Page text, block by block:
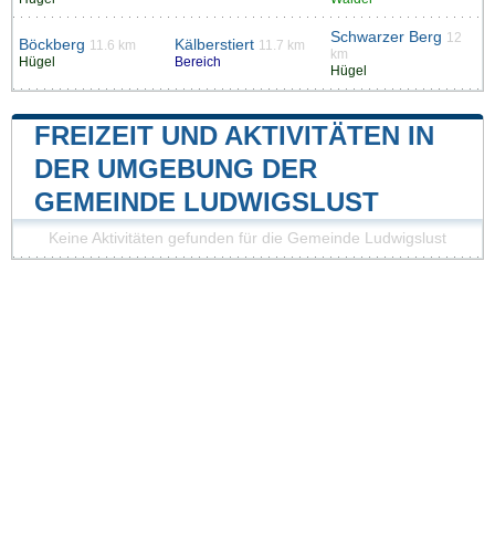
Böckberg 11.6 km
Hügel
Kälberstiert 11.7 km
Bereich
Schwarzer Berg 12
km
Hügel
FREIZEIT UND AKTIVITÄTEN IN
DER UMGEBUNG DER
GEMEINDE LUDWIGSLUST
Keine Aktivitäten gefunden für die Gemeinde Ludwigslust